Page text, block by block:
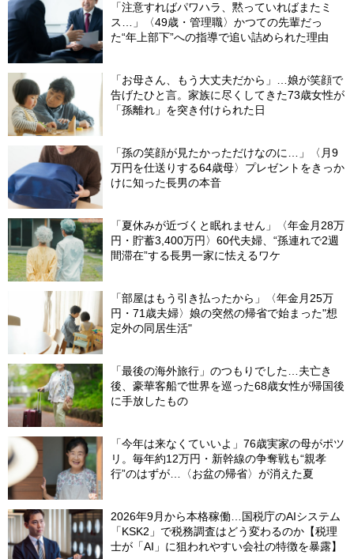
「注意すればパワハラ、黙っていればまたミ
ス…」〈49歳・管理職〉かつての先輩だっ
た“年上部下”への指導で追い詰められた理由
「お母さん、もう大丈夫だから」…娘が笑顔で
告げたひと言。家族に尽くしてきた73歳女性が
「孫離れ」を突き付けられた日
「孫の笑顔が見たかっただけなのに…」〈月9
万円を仕送りする64歳母〉プレゼントをきっか
けに知った長男の本音
「夏休みが近づくと眠れません」〈年金月28万
円・貯蓄3,400万円〉60代夫婦、“孫連れで2週
間滞在”する長男一家に怯えるワケ
「部屋はもう引き払ったから」〈年金月25万
円・71歳夫婦〉娘の突然の帰省で始まった"想
定外の同居生活"
「最後の海外旅行」のつもりでした…夫亡き
後、豪華客船で世界を巡った68歳女性が帰国後
に手放したもの
「今年は来なくていいよ」76歳実家の母がポツ
リ。毎年約12万円・新幹線の争奪戦も“親孝
行”のはずが…〈お盆の帰省〉が消えた夏
2026年9月から本格稼働…国税庁のAIシステム
「KSK2」で税務調査はどう変わるのか【税理
士が「AI」に狙われやすい会社の特徴を暴露】